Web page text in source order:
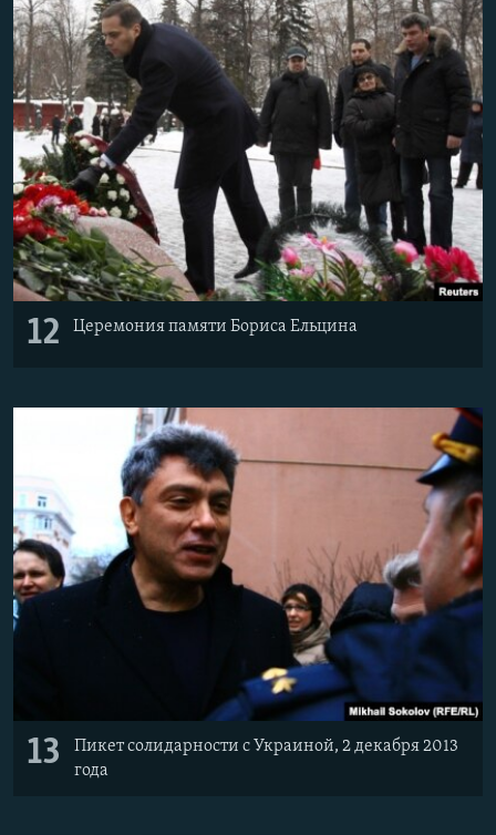
12 Церемония памяти Бориса Ельцина
13
Пикет солидарности с Украиной, 2 декабря 2013
года